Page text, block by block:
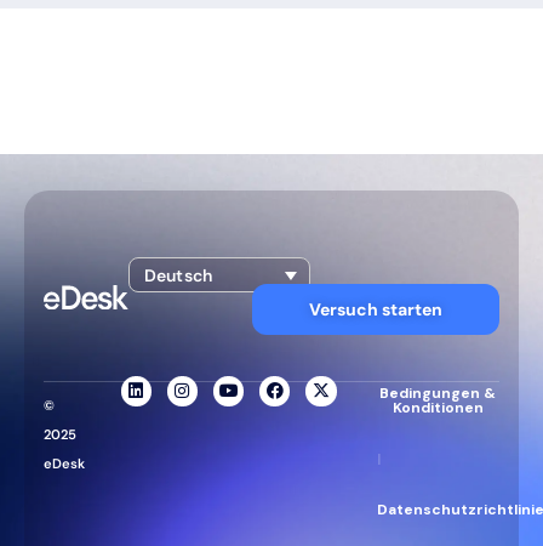
Deutsch
Versuch starten
©
2025
eDesk
Bedingungen &
Konditionen
|
Datenschutzrichtlinie